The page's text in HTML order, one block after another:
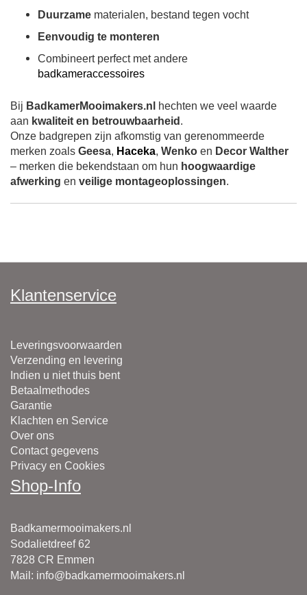
Duurzame materialen, bestand tegen vocht
Eenvoudig te monteren
Combineert perfect met andere
badkameraccessoires
Bij BadkamerMooimakers.nl
hechten we veel waarde
aan kwaliteit en betrouwbaarheid .
Onze badgrepen zijn afkomstig van gerenommeerde
merken zoals Geesa, Haceka, Wenko en Decor Walther
– merken die bekendstaan om hun hoogwaardige
afwerking en veilige montageoplossingen.
Klantenservice
Leveringsvoorwaarden
Verzending en levering
Indien u niet thuis bent
Betaalmethodes
Garantie
Klachten en Service
Over ons
Contact gegevens
Privacy en Cookies
Shop-Info
Badkamermooimakers.nl
Sodalietdreef 62
7828 CR Emmen
Mail : info@badkamermooimakers.nl